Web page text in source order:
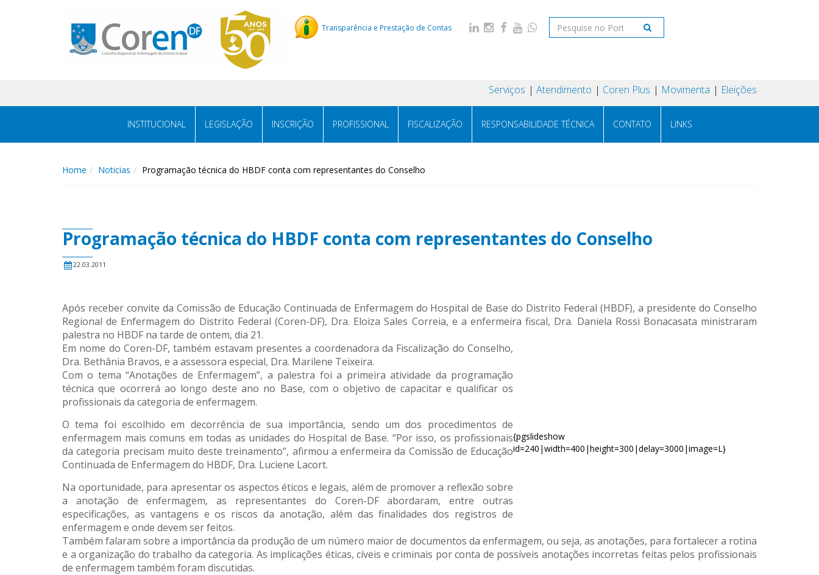
Transparência e Prestação de Contas
Serviços Atendimento Coren Plus Movimenta Eleições
INSTITUCIONAL LEGISLAÇÃO INSCRIÇÃO PROFISSIONAL FISCALIZAÇÃO RESPONSABILIDADE TÉCNICA CONTATO LINKS
Home Noticias Programação técnica do HBDF conta com representantes do Conselho
Programação técnica do HBDF conta com representantes do Conselho
22.03.2011
Após receber convite da Comissão de Educação Continuada de Enfermagem do Hospital de Base do Distrito Federal (HBDF), a presidente do Conselho
Regional de Enfermagem do Distrito Federal (Coren-DF), Dra. Eloiza Sales Correia, e a enfermeira fiscal, Dra. Daniela Rossi Bonacasata ministraram
palestra no HBDF na tarde de ontem, dia 21.
{pgslideshow
id=240|width=400|height=300|delay=3000|image=L}
Em nome do Coren-DF, também estavam presentes a coordenadora da Fiscalização do Conselho,
Dra. Bethânia Bravos, e a assessora especial, Dra. Marilene Teixeira.
Com o tema “Anotações de Enfermagem”, a palestra foi a primeira atividade da programação
técnica que ocorrerá ao longo deste ano no Base, com o objetivo de capacitar e qualificar os
profissionais da categoria de enfermagem.
O tema foi escolhido em decorrência de sua importância, sendo um dos procedimentos de
enfermagem mais comuns em todas as unidades do Hospital de Base. “Por isso, os profissionais
da categoria precisam muito deste treinamento”, afirmou a enfermeira da Comissão de Educação
Continuada de Enfermagem do HBDF, Dra. Luciene Lacort.
Na oportunidade, para apresentar os aspectos éticos e legais, além de promover a reflexão sobre
a anotação de enfermagem, as representantes do Coren-DF abordaram, entre outras
especificações, as vantagens e os riscos da anotação, além das finalidades dos registros de
enfermagem e onde devem ser feitos.
Também falaram sobre a importância da produção de um número maior de documentos da enfermagem, ou seja, as anotações, para fortalecer a rotina
e a organização do trabalho da categoria. As implicações éticas, cíveis e criminais por conta de possíveis anotações incorretas feitas pelos profissionais
de enfermagem também foram discutidas.